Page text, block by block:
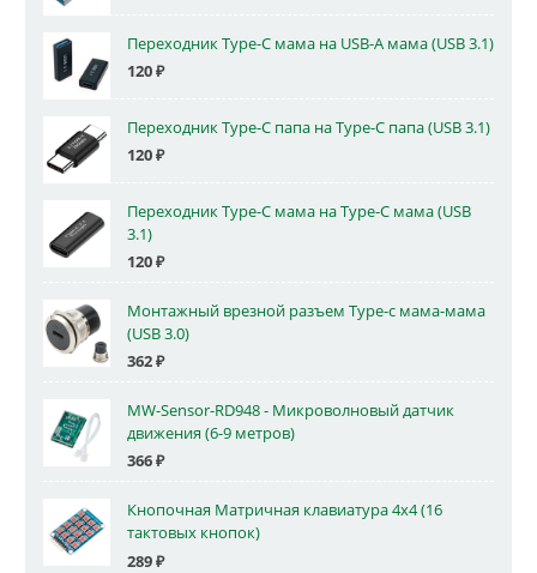
Переходник Type-C мама на USB-A мама (USB 3.1)
120₽
Переходник Type-C папа на Type-C папа (USB 3.1)
120₽
Переходник Type-C мама на Type-C мама (USB
3.1)
120₽
Монтажный врезной разъем Type-c мама-мама
(USB 3.0)
362₽
MW-Sensor-RD948 - Микроволновый датчик
движения (6-9 метров)
366₽
Кнопочная Матричная клавиатура 4x4 (16
тактовых кнопок)
289₽